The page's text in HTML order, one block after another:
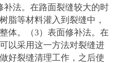
补法。在路面裂缝较大的时
脂等材料灌入到裂缝中，
体。（3）表面修补法。在
以采用这一方法对裂缝进
好裂缝清理工作，之后使